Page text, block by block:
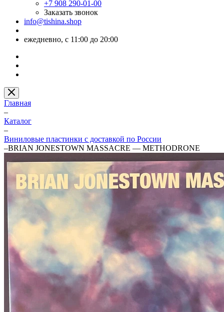
+7 908 290-01-00
Заказать звонок
info@tishina.shop
ежедневно, с 11:00 до 20:00
Главная
–
Каталог
–
Виниловые пластинки с доставкой по России
–BRIAN JONESTOWN MASSACRE — METHODRONE